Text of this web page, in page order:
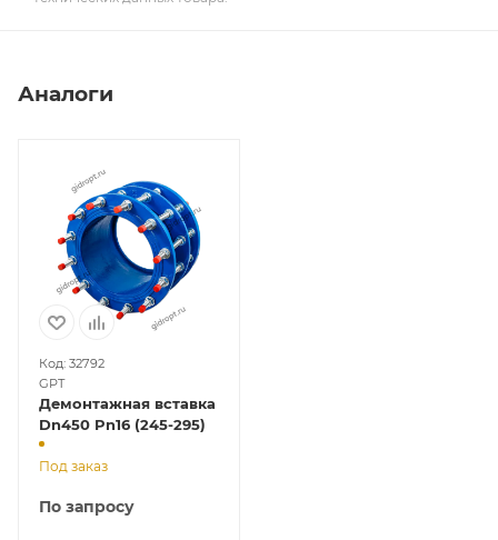
Аналоги
Код: 32792
GPT
Демонтажная вставка
Dn450 Pn16 (245-295)
Под заказ
По запросу